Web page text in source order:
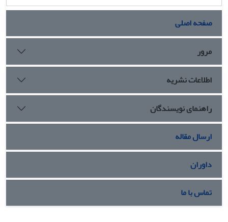
صفحه اصلی
مرور
اطلاعات نشریه
راهنمای نویسندگان
ارسال مقاله
داوران
تماس با ما